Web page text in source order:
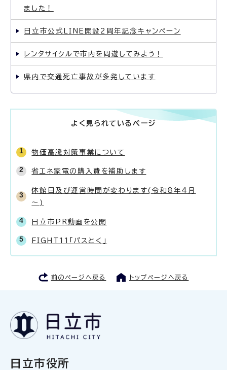
ました！
日立市公式LINE開設2周年記念キャンペーン
レンタサイクルで市内を周遊してみよう！
県内で交通死亡事故が多発しています
よく見られているページ
物価高騰対策事業について
省エネ家電の購入費を補助します
休館日及び運営時間が変わります(令和8年4月
～)
日立市PR動画を公開
FIGHT11「パスとく」
前のページへ戻る トップページへ戻る
日立市役所